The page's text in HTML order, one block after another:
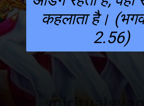
कहलाता है।
2.56)